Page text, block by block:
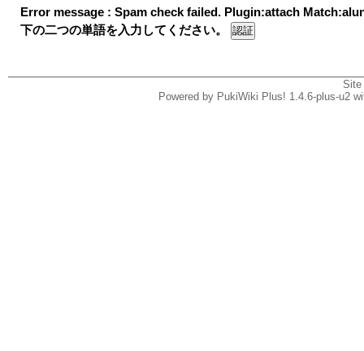
Error message : Spam check failed. Plugin:attach
下の二つの単語を入力してください。
Powered by PukiWiki Plus! 1.4.6-plus-u2